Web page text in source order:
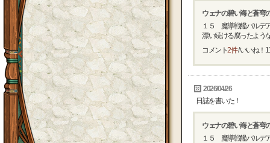
ウェナの碧い海と蒼穹
１５ 魔導戦艦バルデ
漂い続ける腐ったよう
コメント2件/ いいね！
2026/04/26
日誌を書いた！
ウェナの碧い海と蒼穹
１５ 魔導戦艦バルデ